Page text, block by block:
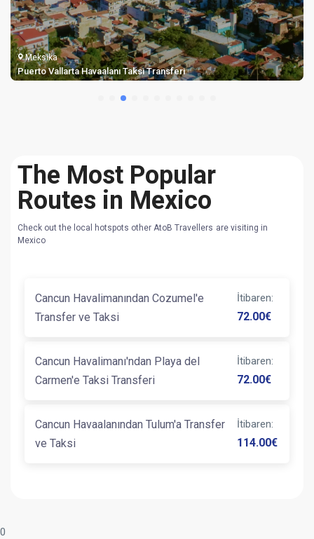
Meksika
Puerto Vallarta Havaalanı Taksi Transferi
The Most Popular
Routes in Mexico
Check out the local hotspots other AtoB Travellers are visiting in
Mexico
Cancun Havalimanından Cozumel'e
Transfer ve Taksi
İtibaren:
72.00€
Cancun Havalimanı'ndan Playa del
Carmen'e Taksi Transferi
İtibaren:
72.00€
Cancun Havaalanından Tulum'a Transfer
ve Taksi
İtibaren:
114.00€
0